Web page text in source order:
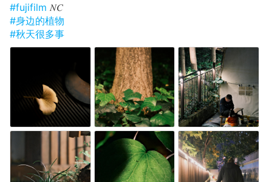
#fujifilm 𝑁𝐶
#身边的植物
#秋天很多事